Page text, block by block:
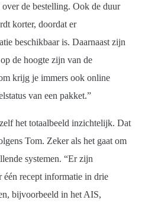
de bestelling. Ook de duur
korter, doordat er
beschikbaar is. Daarnaast zijn
de hoogte zijn van de
krijg je immers ook online
van een pakket.”
het totaalbeeld inzichtelijk. Dat
Tom. Zeker als het gaat om
systemen. “Er zijn
één recept informatie in drie
bijvoorbeeld in het AIS,